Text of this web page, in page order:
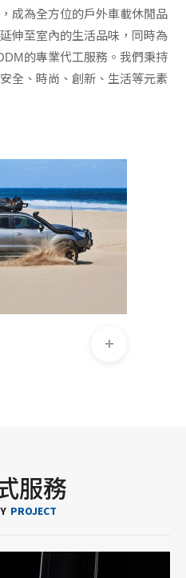
成為全方位的戶外車載休閒品
伸至室內的生活品味，同時為
的專業代工服務。我們秉持
全、時尚、創新、生活等元素
服務
PROJECT